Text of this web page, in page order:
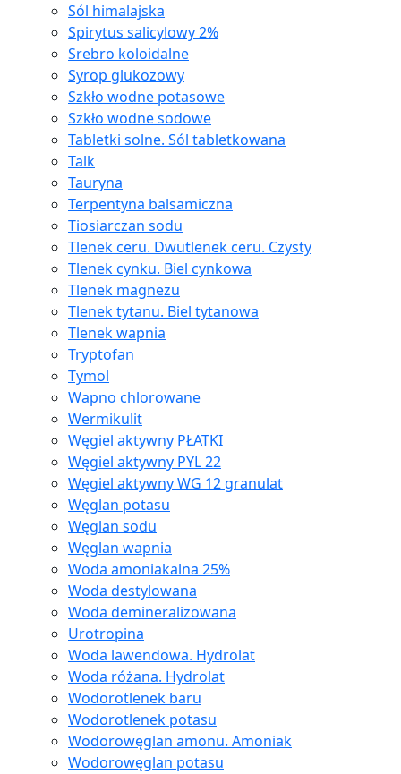
Sól himalajska
Spirytus salicylowy 2%
Srebro koloidalne
Syrop glukozowy
Szkło wodne potasowe
Szkło wodne sodowe
Tabletki solne. Sól tabletkowana
Talk
Tauryna
Terpentyna balsamiczna
Tiosiarczan sodu
Tlenek ceru. Dwutlenek ceru. Czysty
Tlenek cynku. Biel cynkowa
Tlenek magnezu
Tlenek tytanu. Biel tytanowa
Tlenek wapnia
Tryptofan
Tymol
Wapno chlorowane
Wermikulit
Węgiel aktywny PŁATKI
Węgiel aktywny PYL 22
Węgiel aktywny WG 12 granulat
Węglan potasu
Węglan sodu
Węglan wapnia
Woda amoniakalna 25%
Woda destylowana
Woda demineralizowana
Urotropina
Woda lawendowa. Hydrolat
Woda różana. Hydrolat
Wodorotlenek baru
Wodorotlenek potasu
Wodorowęglan amonu. Amoniak
Wodorowęglan potasu